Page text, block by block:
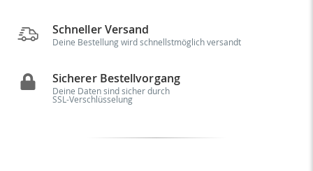
Schneller Versand
Deine Bestellung wird schnellstmöglich versandt
Sicherer Bestellvorgang
Deine Daten sind sicher durch
SSL-Verschlüsselung